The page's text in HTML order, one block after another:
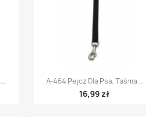
Szybki podgląd
A-464 Pejcz Dla Psa, Taśma...
16,99 zł